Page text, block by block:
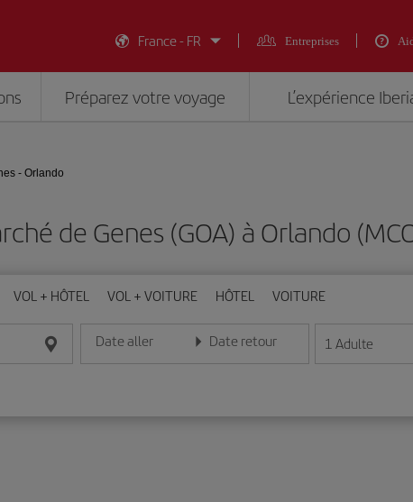
France - FR
Entreprises
Préparez votre voyage L’expérience
- Orlando
de Genes (GOA) à Orlando
VOL + HÔTEL VOL + VOITURE HÔTEL VOITURE
Date aller
Entrez la date au format jour/mois/année
Date retour
Entrez la date au format jour/mois/année
1 Adulte